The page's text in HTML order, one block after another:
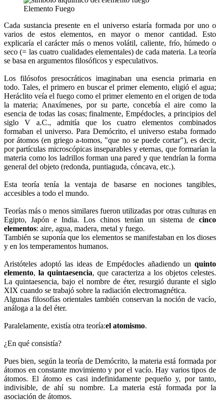
Elemento Fuego
Cada sustancia presente en el universo estaría formada por uno o
varios de estos elementos, en mayor o menor cantidad. Esto
explicaría el carácter más o menos volátil, caliente, frío, húmedo o
seco (= las cuatro cualidades elementales) de cada materia. La teoría
se basa en argumentos filosóficos y especulativos.
Los filósofos presocráticos imaginaban una esencia primaria en
todo. Tales, el primero en buscar el primer elemento, eligió el agua;
Heráclito veía el fuego como el primer elemento en el origen de toda
la materia; Anaxímenes, por su parte, concebía el aire como la
esencia de todas las cosas; finalmente, Empédocles, a principios del
siglo V a.C., admitía que los cuatro elementos combinados
formaban el universo. Para Demócrito, el universo estaba formado
por átomos (en griego a-tomos, "que no se puede cortar"), es decir,
por partículas microscópicas inseparables y eternas, que formarían la
materia como los ladrillos forman una pared y que tendrían la forma
general del objeto (redonda, puntiaguda, cóncava, etc.).
Esta teoría tenía la ventaja de basarse en nociones tangibles,
accesibles a todo el mundo.
Teorías más o menos similares fueron utilizadas por otras culturas en
Egipto, Japón e India. Los chinos tenían un sistema de cinco
elementos: aire, agua, madera, metal y fuego.
También se suponía que los elementos se manifestaban en los dioses
y en los temperamentos humanos.
Aristóteles adoptó las ideas de Empédocles añadiendo un quinto
elemento, la quintaesencia, que caracteriza a los objetos celestes.
La quintaesencia, bajo el nombre de éter, resurgió durante el siglo
XIX cuando se trabajó sobre la radiación electromagnética.
Algunas filosofías orientales también conservan la noción de vacío,
análoga a la del éter.
Paralelamente, existía otra teoría:el atomismo.
¿En qué consistía?
Pues bien, según la teoría de Demócrito, la materia está formada por
átomos en constante movimiento y por el vacío. Hay varios tipos de
átomos. El átomo es casi indefinidamente pequeño y, por tanto,
indivisible, de ahí su nombre. La materia está formada por la
asociación de átomos.